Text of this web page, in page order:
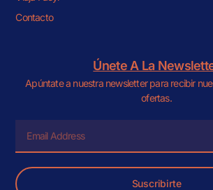
Contacto
Únete A La
Apúntate a nuestra newsletter para recibir
ofertas.
Suscribirte